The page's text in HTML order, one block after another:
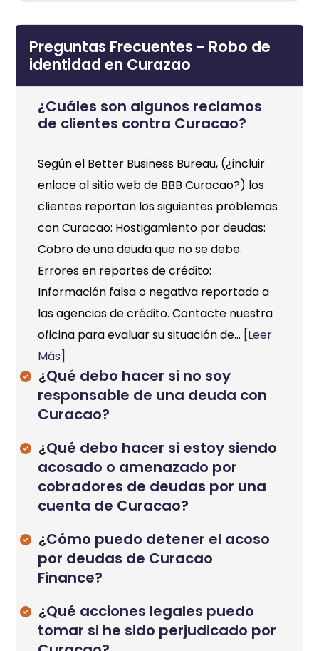
Preguntas Frecuentes - Robo de
identidad en Curazao
¿Cuáles son algunos reclamos
de clientes contra Curacao?
Según el Better Business Bureau, (¿incluir
enlace al sitio web de BBB Curacao?) los
clientes reportan los siguientes problemas
con Curacao: Hostigamiento por deudas:
Cobro de una deuda que no se debe.
Errores en reportes de crédito:
Información falsa o negativa reportada a
las agencias de crédito. Contacte nuestra
oficina para evaluar su situación de... [Leer
Más]
¿Qué debo hacer si no soy
responsable de una deuda con
Curacao?
¿Qué debo hacer si estoy siendo
acosado o amenazado por
cobradores de deudas por una
cuenta de Curacao?
¿Cómo puedo detener el acoso
por deudas de Curacao
Finance?
¿Qué acciones legales puedo
tomar si he sido perjudicado por